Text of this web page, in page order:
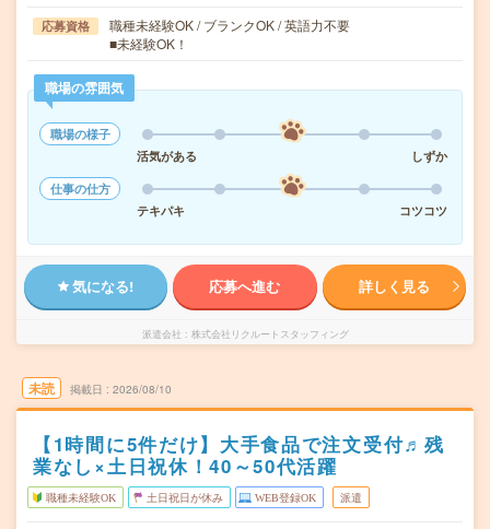
応募資格
職種未経験OK / ブランクOK / 英語力不要
■未経験OK！
職場の雰囲気
職場の様子
活気がある
しずか
仕事の仕方
テキパキ
コツコツ
気になる! 応募へ進む 詳しく見る
派遣会社 株式会社リクルートスタッフィング
未読 掲載日 2026/08/10
【1時間に5件だけ】大手食品で注文受付♬残
業なし×土日祝休！40～50代活躍
職種未経験OK 土日祝日が休み WEB登録OK 派遣